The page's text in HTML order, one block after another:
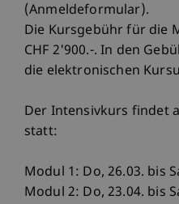
(Anmeldeformular).
Die Kursgebühr für die
CHF 2'900.-. In den
die elektronischen
Der Intensivkurs findet
statt:
Modul 1: Do, 26.03. bis
Modul 2: Do, 23.04. bis